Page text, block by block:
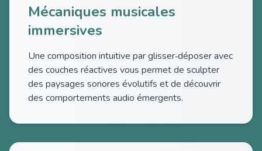
Mécaniques musicales
immersives
Une composition intuitive par glisser‑déposer avec
des couches réactives vous permet de sculpter
des paysages sonores évolutifs et de découvrir
des comportements audio émergents.